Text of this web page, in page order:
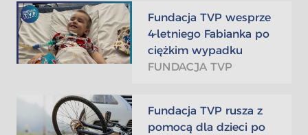
Fundacja TVP wesprze
4-letniego Fabianka po
ciężkim wypadku
FUNDACJA TVP
Fundacja TVP rusza z
pomocą dla dzieci po